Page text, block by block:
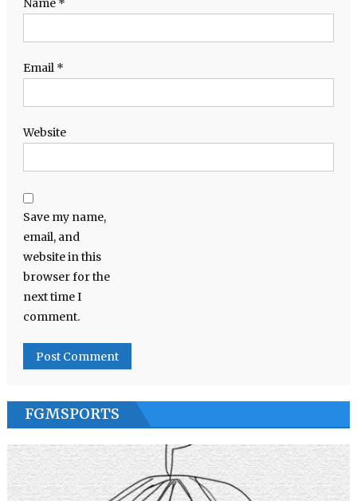
Name *
Email *
Website
Save my name,
email, and
website in this
browser for the
next time I
comment.
FGMSPORTS